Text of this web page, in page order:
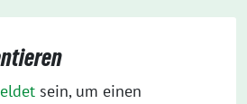
sein, um einen